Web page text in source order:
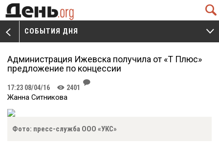
Q
V
СОБЫТИЯ ДНЯ
W
Администрация Ижевска получила от «Т Плюс»
предложение по концессии
17:23 08/04/16 K 2401
J
Жанна Ситникова
Фото: пресс-служба ООО «УКС»